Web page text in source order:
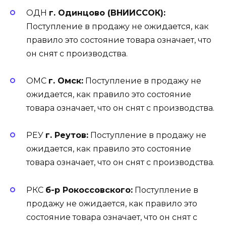
ОДН г. Одинцово (ВНИИССОК):
Поступление в продажу не ожидается, как
правило это состояние товара означает, что
он снят с производства.
ОМС г. Омск: Поступление в продажу не
ожидается, как правило это состояние
товара означает, что он снят с производства.
РЕУ г. Реутов: Поступление в продажу не
ожидается, как правило это состояние
товара означает, что он снят с производства.
РКС б-р Рокоссовского: Поступление в
продажу не ожидается, как правило это
состояние товара означает, что он снят с